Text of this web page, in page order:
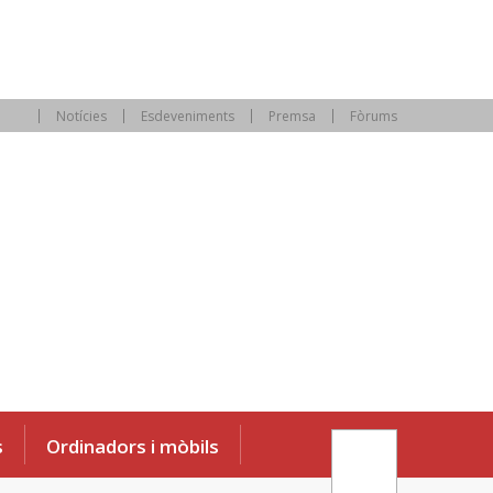
Notícies Esdeveniments Premsa Fòrums
Ordinadors i mòbils